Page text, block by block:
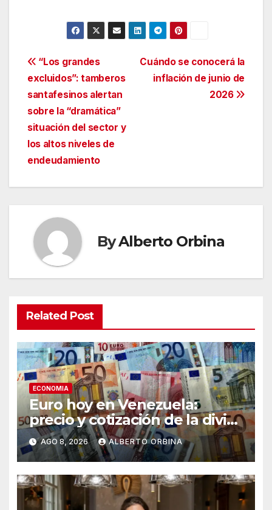
Navegación
de
entradas
Cuándo se conocerá la
inflación de junio de
2026
“Los grandes
excluidos”: tamberos
santafesinos alertan
sobre la “dramática”
situación del sector y
los altos niveles de
endeudamiento
ByAlberto Orbina
Related Post
ECONOMIA
Euro hoy en Venezuela:
precio y cotización de la divisa
este sábado 8 de agosto de
2026
AGO 8, 2026 ALBERTO ORBINA